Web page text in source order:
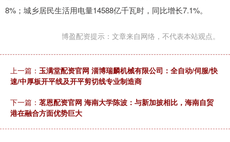
8%；城乡居民生活用电量14588亿千瓦时，同比增长7.1%。
博盈配资提示：文章来自网络，不代表本站观点。
上一篇： 玉满堂配资官网 淄博瑞麟机械有限公司：全自动/伺服/快
速/中厚板开平线及开平剪切线专业制造商
下一篇： 茗恩配资官网 海南大学陈波：与新加披相比，海南自贸
港在融合方面优势巨大